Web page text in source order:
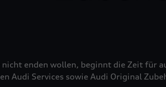
nicht enden wollen, beginnt die Zeit für
Audi Services sowie Audi Original